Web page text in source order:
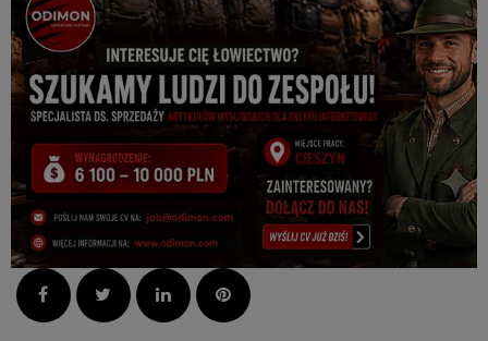
Facebook Twitter LinkedInPinterest